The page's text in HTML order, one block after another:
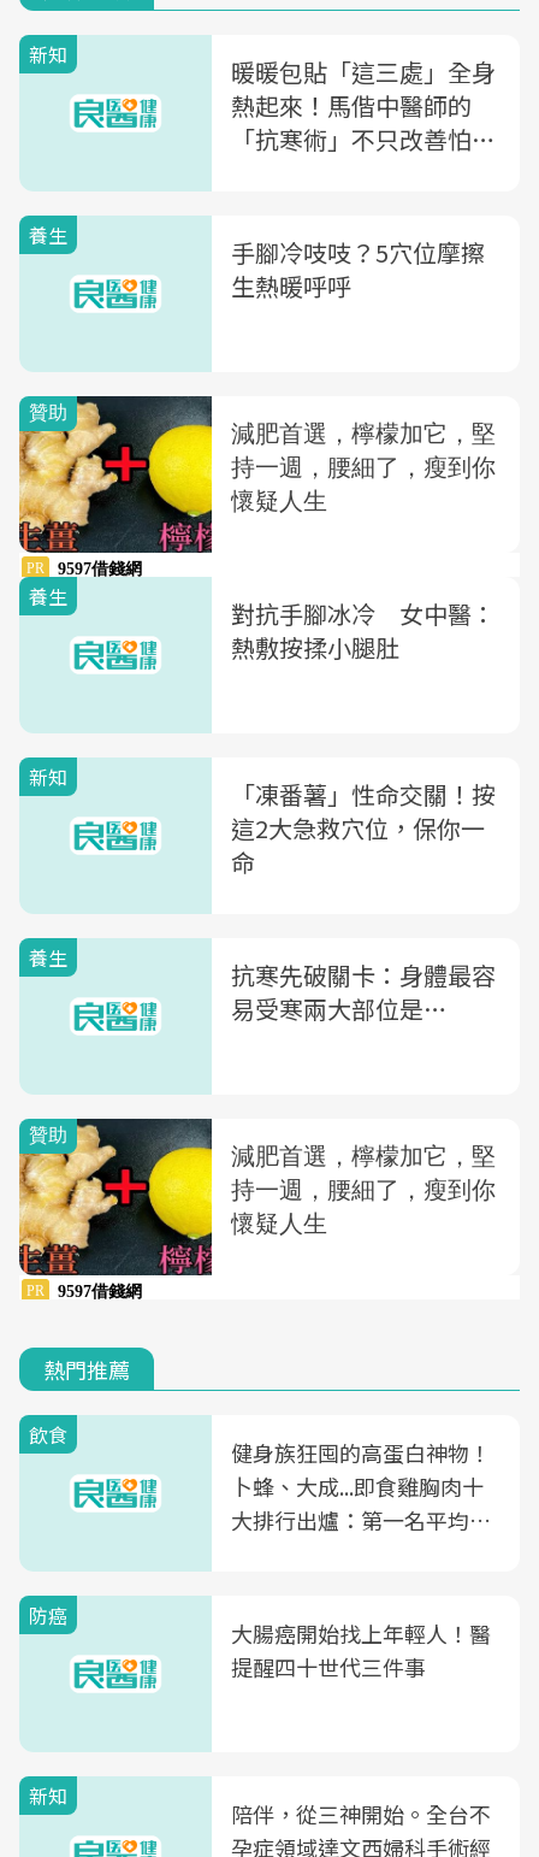
新知
暖暖包貼「這三處」全身
熱起來！馬偕中醫師的
「抗寒術」不只改善怕
養生
手腳冷吱吱？5穴位摩擦
生熱暖呼呼
養生
對抗手腳冰冷 女中醫：
熱敷按揉小腿肚
新知
「凍番薯」性命交關！按
這2大急救穴位，保你一
命
養生
抗寒先破關卡：身體最容
易受寒兩大部位是…
熱門推薦
飲食
健身族狂囤的高蛋白神物！
卜蜂、大成...即食雞胸肉十
大排行出爐：第一名平均一
防癌
大腸癌開始找上年輕人！醫
提醒四十世代三件事
新知
陪伴，從三神開始。全台不
孕症領域達文西婦科手術經